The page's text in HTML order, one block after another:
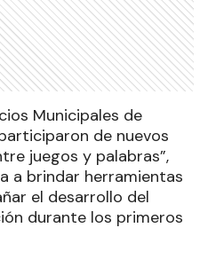
Municipales de
de nuevos
juegos y palabras”,
a brindar herramientas
el desarrollo del
durante los primeros